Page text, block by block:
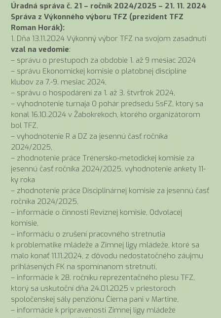
Úradná správa č. 21 – ročník 2024/2025 – 21. 11. 2024
Správa z Výkonného výboru TFZ (prezident TFZ
Roman Horák):
1. Dňa 13.11.2024 Výkonný výbor TFZ na svojom zasadnutí
vzal na vedomie:
– správu o prestupoch za obdobie 1. až 9 mesiac 2024
– správu Ekonomickej komisie o platobnej disciplíne
klubov za 7.-9. mesiac 2024,
– správu o hospodárení za 1. až 3. štvrťrok 2024,
– vyhodnotenie turnaja O pohár predsedu SsFZ, ktorý sa
konal 16.10.2024 v Žabokrekoch, ktorého organizátorom
bol TFZ,
– vyhodnotenie R a DZ za jesennú časť ročníka
2024/2025,
– zhodnotenie práce Trénersko-metodickej komisie za
jesennú časť ročníka 2024/2025, vyhodnotenie ankety 11-
ky roka
– zhodnotenie práce Disciplinárnej komisie za jesennú časť
ročníka 2024/2025,
– informácie o činnosti Revíznej komisie, Odvolacej
komisie,
– informáciu o zrušení pracovného stretnutia
k problematike mládeže a Zimnej ligy mládeže, ktoré sa
malo konať 11.11.2024, z dôvodu nedostatočného záujmu
prihlásených FK na spomínanom stretnutí,
– informácie k 28. ročníku reprezentačného plesu TFZ,
ktorý sa uskutoční dňa 24.01.2025 v priestoroch
spoločenskej sály penziónu Čierna pani v Martine,
– informácie k pripravenosti Zimnej ligy mládeže